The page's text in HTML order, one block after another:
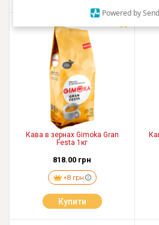
Powered by
Кава в зернах Gimoka Gran
Festa 1кг
818.00 грн
+8 грн
Купити